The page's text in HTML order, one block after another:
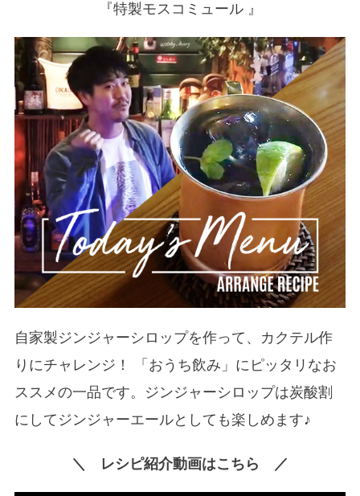
『特製モスコミュール 』
自家製ジンジャーシロップを作って、カクテル作
りにチャレンジ！ 「おうち飲み」にピッタリなお
ススメの一品です。ジンジャーシロップは炭酸割
にしてジンジャーエールとしても楽しめます♪
＼ レシピ紹介動画はこちら ／